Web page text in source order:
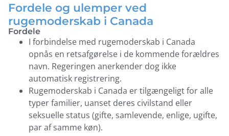
Fordele og ulemper ved
rugemoderskab i Canada
Fordele
I forbindelse med rugemoderskab i Canada
opnås en retsafgørelse i de kommende forældres
navn. Regeringen anerkender dog ikke
automatisk registrering.
Rugemoderskab i Canada er tilgængeligt for alle
typer familier, uanset deres civilstand eller
seksuelle status (gifte, samlevende, enlige, ugifte,
par af samme køn).